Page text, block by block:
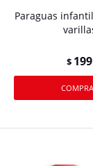
Paraguas
$ 199